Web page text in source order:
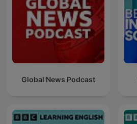
Global News Podcast